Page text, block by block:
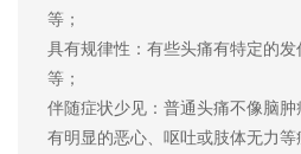
等；
具有规律性：有些头痛有特定的
等；
伴随症状少见：普通头痛不像脑
有明显的恶心、呕吐或肢体无力等